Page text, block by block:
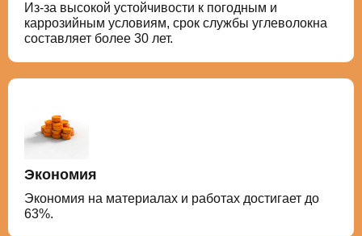
Из-за высокой устойчивости к погодным и
каррозийным условиям, срок службы углеволокна
составляет более 30 лет.
Экономия
Экономия на материалах и работах достигает до
63%.